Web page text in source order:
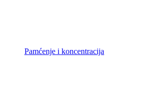
Pamćenje i koncentracija